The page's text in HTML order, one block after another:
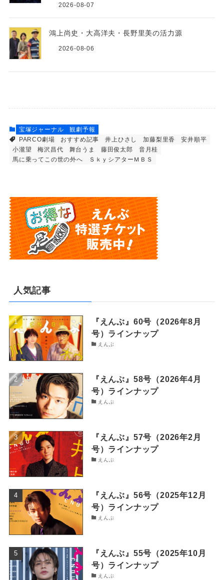
2026-08-07
鴻上尚史・大高洋夫・長野里美の活力源
2026-08-06
宝塚ジャーナル
観劇予報
PARCO劇場
おすすめ記事 井上ひさし 加藤梨里香
安井順平
小瀧望
梅沢昌代 舞台うま 藤田俊太郎
音月桂
馬に乗ってこの世の外へ
ＳｋｙシアターＭＢＳ
人気記事
『えんぶ』60号（2026年8月
号）ラインナップ
えんぶ
『えんぶ』58号（2026年4月
号）ラインナップ
えんぶ
『えんぶ』57号（2026年2月
号）ラインナップ
えんぶ
『えんぶ』56号（2025年12月
号）ラインナップ
えんぶ
『えんぶ』55号（2025年10月
号）ラインナップ
えんぶ